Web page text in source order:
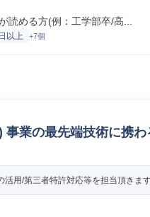
読める方(例：工学部卒/高...
以上 +7個
事業の最先端技術に携
用/第三者特許対応等を担当頂きま